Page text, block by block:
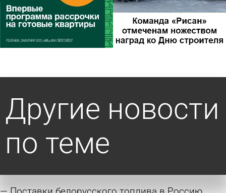
Другие новости
по теме